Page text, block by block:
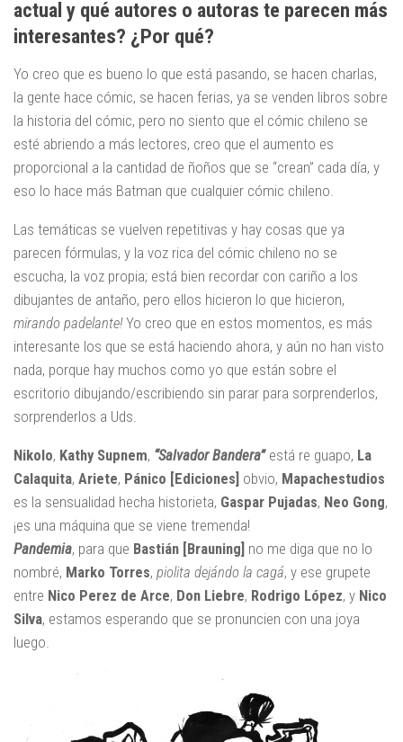
actual y qué autores o autoras te parecen más
interesantes? ¿Por qué?
Yo creo que es bueno lo que está pasando, se hacen charlas,
la gente hace cómic, se hacen ferias, ya se venden libros sobre
la historia del cómic, pero no siento que el cómic chileno se
esté abriendo a más lectores, creo que el aumento es
proporcional a la cantidad de ñoños que se “crean” cada día, y
eso lo hace más Batman que cualquier cómic chileno.
Las temáticas se vuelven repetitivas y hay cosas que ya
parecen fórmulas, y la voz rica del cómic chileno no se
escucha, la voz propia; está bien recordar con cariño a los
dibujantes de antaño, pero ellos hicieron lo que hicieron,
mirando padelante!Yo creo que en estos momentos, es más
interesante los que se está haciendo ahora, y aún no han visto
nada, porque hay muchos como yo que están sobre el
escritorio dibujando/escribiendo sin parar para sorprenderlos,
sorprenderlos a Uds.
Nikolo, Kathy Supnem, “Salvador Bandera”está re guapo, La
Calaquita, Ariete, Pánico [Ediciones] obvio, Mapachestudios
es la sensualidad hecha historieta, Gaspar Pujadas, Neo Gong,
¡es una máquina que se viene tremenda!
Pandemia, para que Bastián [Brauning] no me diga que no lo
nombré, Marko Torres, piolita dejándo la cagá, y ese grupete
entre Nico Perez de Arce, Don Liebre, Rodrigo López, y Nico
Silva, estamos esperando que se pronuncien con una joya
luego.